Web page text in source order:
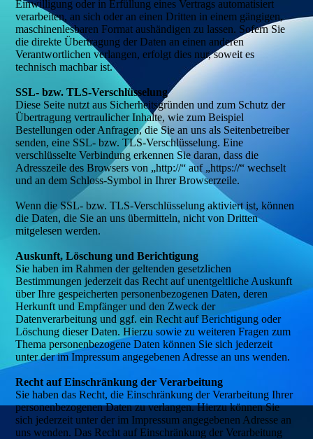
Einwilligung oder in Erfüllung eines Vertrags automatisiert
verarbeiten, an sich oder an einen Dritten in einem gängigen,
maschinenlesbaren Format aushändigen zu lassen. Sofern Sie
die direkte Übertragung der Daten an einen anderen
Verantwortlichen verlangen, erfolgt dies nur, soweit es
technisch machbar ist.
SSL- bzw. TLS-Verschlüsselung
Diese Seite nutzt aus Sicherheitsgründen und zum Schutz der
Übertragung vertraulicher Inhalte, wie zum Beispiel
Bestellungen oder Anfragen, die Sie an uns als Seitenbetreiber
senden, eine SSL- bzw. TLS-Verschlüsselung. Eine
verschlüsselte Verbindung erkennen Sie daran, dass die
Adresszeile des Browsers von „http://“ auf „https://“ wechselt
und an dem Schloss-Symbol in Ihrer Browserzeile.
Wenn die SSL- bzw. TLS-Verschlüsselung aktiviert ist, können
die Daten, die Sie an uns übermitteln, nicht von Dritten
mitgelesen werden.
Auskunft, Löschung und Berichtigung
Sie haben im Rahmen der geltenden gesetzlichen
Bestimmungen jederzeit das Recht auf unentgeltliche Auskunft
über Ihre gespeicherten personenbezogenen Daten, deren
Herkunft und Empfänger und den Zweck der
Datenverarbeitung und ggf. ein Recht auf Berichtigung oder
Löschung dieser Daten. Hierzu sowie zu weiteren Fragen zum
Thema personenbezogene Daten können Sie sich jederzeit
unter der im Impressum angegebenen Adresse an uns wenden.
Recht auf Einschränkung der Verarbeitung
Sie haben das Recht, die Einschränkung der Verarbeitung Ihrer
personenbezogenen Daten zu verlangen. Hierzu können Sie
sich jederzeit unter der im Impressum angegebenen Adresse an
uns wenden. Das Recht auf Einschränkung der Verarbeitung